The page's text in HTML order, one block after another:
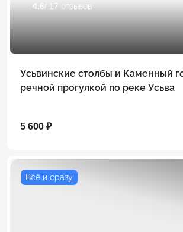
4.6/ 17 отзывов
Усьвинские столбы и Каменный
речной прогулкой по реке Усьва
5 600 ₽
Всё и сразу